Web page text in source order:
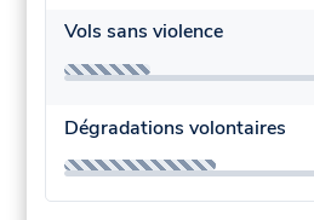
Vols sans violence
Dégradations volontaires